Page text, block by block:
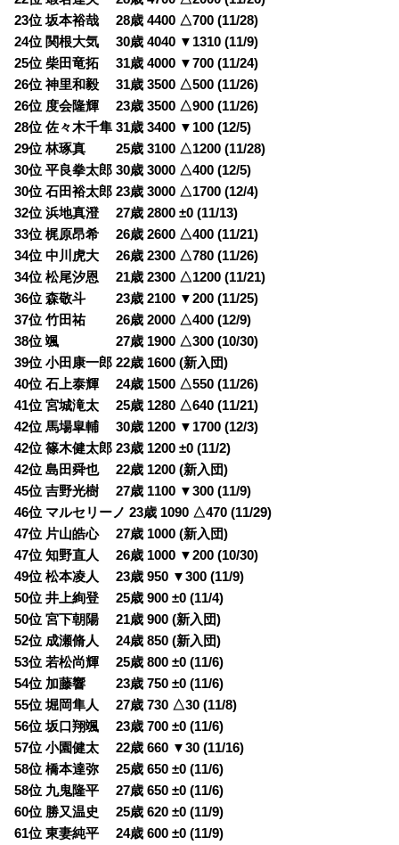
23位 坂本裕哉 28歳 4400 △700 (11/28)
24位 関根大気 30歳 4040 ▼1310 (11/9)
25位 柴田竜拓 31歳 4000 ▼700 (11/24)
26位 神里和毅 31歳 3500 △500 (11/26)
26位 度会隆輝 23歳 3500 △900 (11/26)
28位 佐々木千隼 31歳 3400 ▼100 (12/5)
29位 林琢真 25歳 3100 △1200 (11/28)
30位 平良拳太郎 30歳 3000 △400 (12/5)
30位 石田裕太郎 23歳 3000 △1700 (12/4)
32位 浜地真澄 27歳 2800 ±0 (11/13)
33位 梶原昂希 26歳 2600 △400 (11/21)
34位 中川虎大 26歳 2300 △780 (11/26)
34位 松尾汐恩 21歳 2300 △1200 (11/21)
36位 森敬斗 23歳 2100 ▼200 (11/25)
37位 竹田祐 26歳 2000 △400 (12/9)
38位 颯 27歳 1900 △300 (10/30)
39位 小田康一郎 22歳 1600 (新入団)
40位 石上泰輝 24歳 1500 △550 (11/26)
41位 宮城滝太 25歳 1280 △640 (11/21)
42位 馬場皐輔 30歳 1200 ▼1700 (12/3)
42位 篠木健太郎 23歳 1200 ±0 (11/2)
42位 島田舜也 22歳 1200 (新入団)
45位 吉野光樹 27歳 1100 ▼300 (11/9)
46位 マルセリーノ 23歳 1090 △470 (11/29)
47位 片山皓心 27歳 1000 (新入団)
47位 知野直人 26歳 1000 ▼200 (10/30)
49位 松本凌人 23歳 950 ▼300 (11/9)
50位 井上絢登 25歳 900 ±0 (11/4)
50位 宮下朝陽 21歳 900 (新入団)
52位 成瀬脩人 24歳 850 (新入団)
53位 若松尚輝 25歳 800 ±0 (11/6)
54位 加藤響 23歳 750 ±0 (11/6)
55位 堀岡隼人 27歳 730 △30 (11/8)
56位 坂口翔颯 23歳 700 ±0 (11/6)
57位 小園健太 22歳 660 ▼30 (11/16)
58位 橋本達弥 25歳 650 ±0 (11/6)
58位 九鬼隆平 27歳 650 ±0 (11/6)
60位 勝又温史 25歳 620 ±0 (11/9)
61位 東妻純平 24歳 600 ±0 (11/9)